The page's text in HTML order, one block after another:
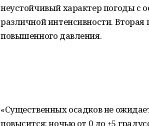
неустойчивый характер погоды с
различной интенсивности.
повышенного давления.
«Существенных осадков не
повысится: ночью от 0 до +5